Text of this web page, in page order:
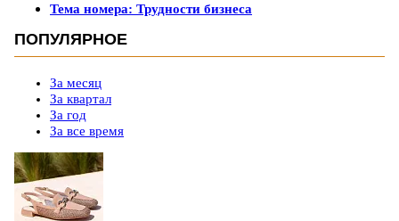
Тема номера: Трудности бизнеса
ПОПУЛЯРНОЕ
За месяц
За квартал
За год
За все время